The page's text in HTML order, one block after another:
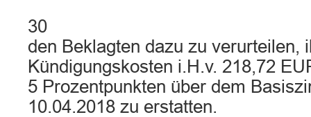
30
den Beklagten dazu zu verurteilen,
Kündigungskosten i.H.v. 218,72
5 Prozentpunkten über dem
10.04.2018 zu erstatten.